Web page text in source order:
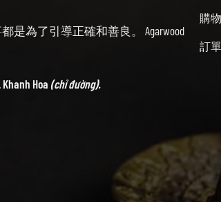
是為了引導正確和善良。 Agarwood
Hoa (chỉ đường).
購
訂